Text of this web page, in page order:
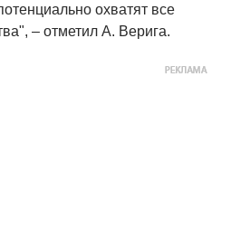
охватят все
– отметил А. Верига.